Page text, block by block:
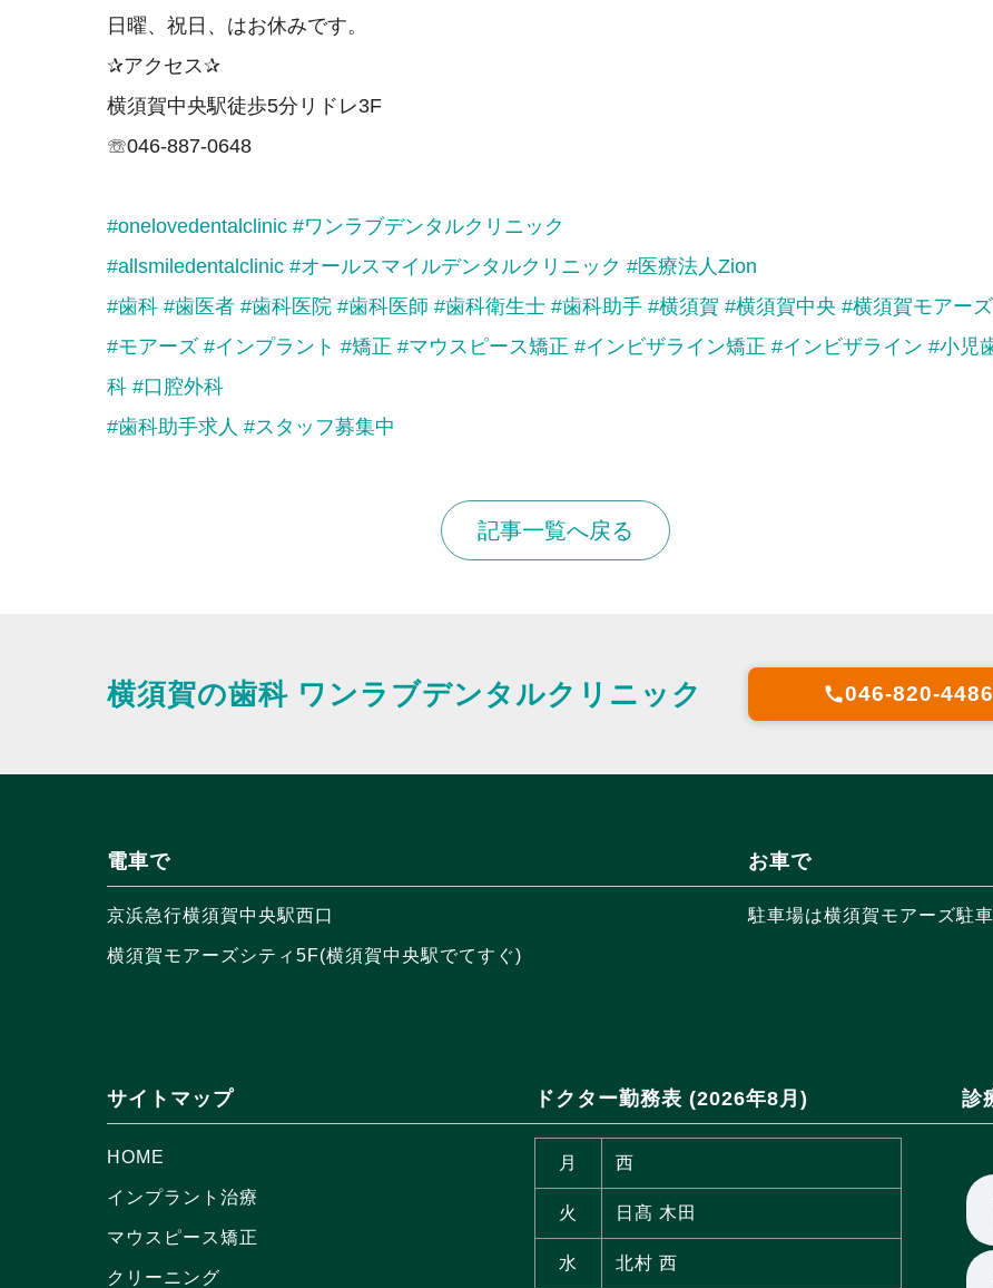
日曜、祝日、はお休みです。
✰アクセス✰
横須賀中央駅徒歩5分リドレ3F
☏046-887-0648
#onelovedentalclinic #ワンラブデンタルクリニック
#allsmiledentalclinic #オールスマイルデンタルクリニック #医療法人Zion
#歯科 #歯医者 #歯科医院 #歯科医師 #歯科衛生士 #歯科助手 #横須賀 #横須賀中央 #横須賀モアーズ
#モアーズ #インプラント #矯正 #マウスピース矯正 #インビザライン矯正 #インビザライン #小児
科 #口腔外科
#歯科助手求人 #スタッフ募集中
記事一覧へ戻る
横須賀の歯科 ワンラブデンタルクリニック call046-820-4486
電車で
京浜急行横須賀中央駅西口
横須賀モアーズシティ5F(横須賀中央駅でてすぐ)
お車で
駐車場は横須賀モアーズ駐
サイトマップ
HOME
インプラント治療
マウスピース矯正
クリーニング
ドクター勤務表 (2026年8月)
月 西
火 日髙 木田
水 北村 西
診